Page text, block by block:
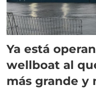
Ya está
wellboat al
más grande y